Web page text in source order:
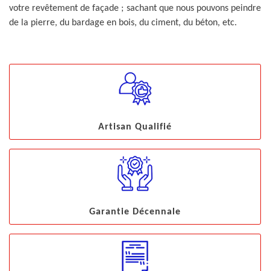
votre revêtement de façade ; sachant que nous pouvons peindre
de la pierre, du bardage en bois, du ciment, du béton, etc.
Artisan Qualifié
Garantie Décennale